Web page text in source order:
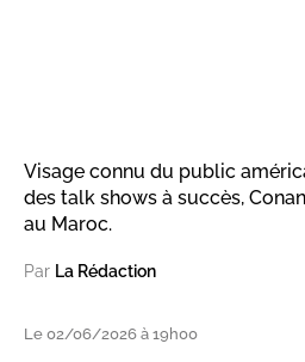
Visage connu du public
des talk shows à succès,
au Maroc.
Par La Rédaction
Le 02/06/2026 à 19h00